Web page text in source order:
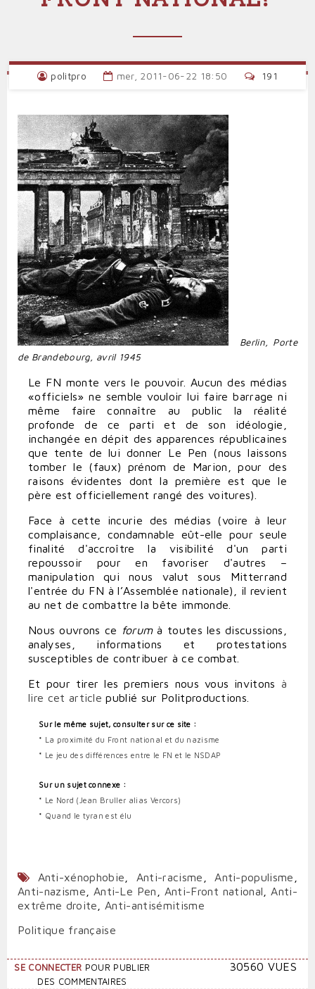
politpro mer, 2011-06-22 18:50 191
Berlin, Porte
de Brandebourg, avril 1945
Le FN monte vers le pouvoir. Aucun des médias
«officiels» ne semble vouloir lui faire barrage ni
même faire connaître au public la réalité
profonde de ce parti et de son idéologie,
inchangée en dépit des apparences républicaines
que tente de lui donner Le Pen (nous laissons
tomber le (faux) prénom de Marion, pour des
raisons évidentes dont la première est que le
père est officiellement rangé des voitures).
Face à cette incurie des médias (voire à leur
complaisance, condamnable eût-elle pour seule
finalité d'accroître la visibilité d'un parti
repoussoir pour en favoriser d'autres –
manipulation qui nous valut sous Mitterrand
l'entrée du FN à l’Assemblée nationale), il revient
au net de combattre la bête immonde.
Nous ouvrons ce forumà toutes les discussions,
analyses, informations et protestations
susceptibles de contribuer à ce combat.
Et pour tirer les premiers nous vous invitons à
lire cet article publié sur Politproductions.
Sur le même sujet, consulter sur ce site :
* La proximité du Front national et du nazisme
* Le jeu des différences entre le FN et le NSDAP
Sur un sujet connexe :
* Le Nord (Jean Bruller alias Vercors)
* Quand le tyran est élu
Anti-xénophobie Anti-racisme Anti-populisme
Anti-nazisme
Anti-Le Pen Anti-Front national
Anti-
extrême droite
Anti-antisémitisme
Politique française
SE CONNECTER POUR PUBLIER
DES COMMENTAIRES
30560 VUES